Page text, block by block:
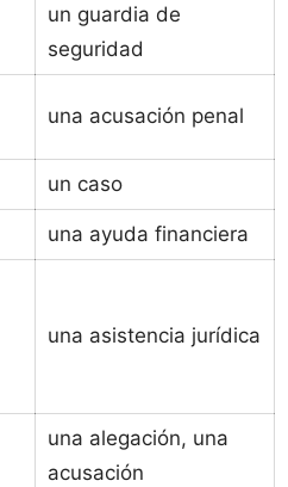
un guardia de
seguridad
una acusación penal
un caso
una ayuda financiera
una asistencia jurídica
una alegación, una
acusación